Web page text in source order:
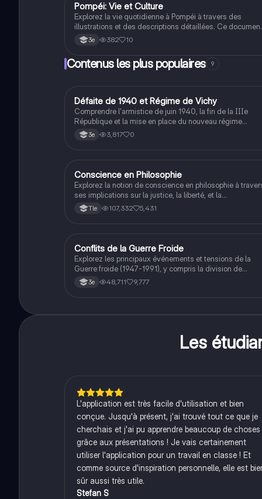
Latin
Pompéi: Vie et Culture
Explorez la vie quotidienne à Pompéi à travers des
illustrations et des descriptions détaillées. Ce document
présente les commerces, l'approvisionnement en eau, les
divertissements, et l'architecture de cette cité romaine
à enrichir leur exposé sur Pompéi.
3e 382 10
Contenus les plus populaires 9
DHistoire
Défaite de 1940 et Régime de Vichy
Comprendre l'armistice de juin 1940, la fin de la IIIe
République et la mise en place du nouveau régime
autoritaire de Philippe Pétain.
3e 3,817 0
Philosophie
Conscience en Philosophie
Explorez la notion de conscience en philosophie à
ses implications sur la justice, la liberté, et la
connaissance. Cette fiche de révision aborde les débats
philosophiques sur la conscience, le cogito, et les valeurs
cherchant à approfondir leur compréhension des enjeux
éthiques et existentiels.
Tle 107,332 5,431
Histoire
Conflits de la Guerre Froide
Explorez les principaux événements et tensions de la
Guerre froide (1947-1991), y compris la division de
l'Allemagne, la crise de Cuba, la guerre du Vietnam, et la
course à l'espace. Cette fiche de révision couvre les
3e 48,711 9,777
Les
L'application est très facile d'utilisation et bien
conçue. Jusqu'à présent, j'ai trouvé tout ce que je
cherchais et j'ai pu apprendre beaucoup de choses
grâce aux présentations ! Je vais certainement
utiliser l'application pour un travail en classe ! Et
comme source d'inspiration personnelle, elle est
sûr aussi très utile.
Stefan S